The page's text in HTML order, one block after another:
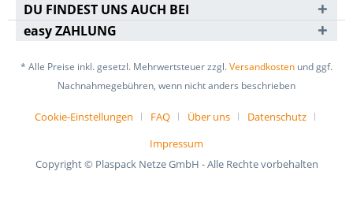
DU FINDEST UNS AUCH BEI
easy ZAHLUNG
* Alle Preise inkl. gesetzl. Mehrwertsteuer zzgl.Versandkosten und ggf.
Nachnahmegebühren, wenn nicht anders beschrieben
Cookie-Einstellungen FAQ Über uns
Datenschutz
Impressum
Copyright © Plaspack Netze GmbH - Alle Rechte vorbehalten